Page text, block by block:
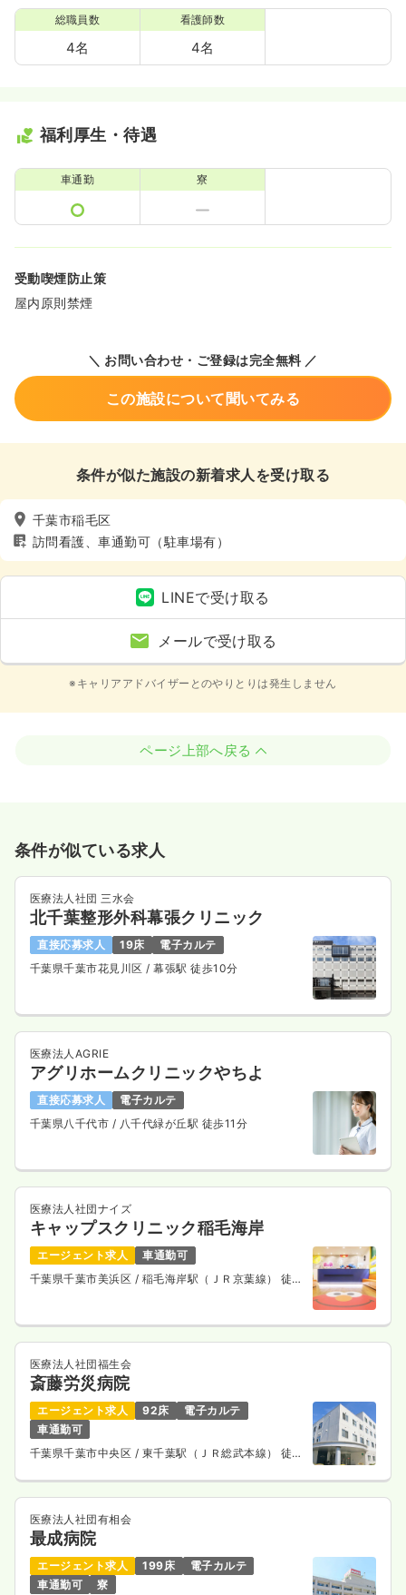
総職員数
4名
看護師数
4名
福利厚生・待遇
車通勤 寮
受動喫煙防止策
屋内原則禁煙
＼ お問い合わせ・ご登録は完全無料 ／
この施設について聞いてみる
条件が似た施設の新着求人を受け取る
千葉市稲毛区
訪問看護、車通勤可（駐車場有）
LINEで受け取る
メールで受け取る
※キャリアアドバイザーとのやりとりは発生しません
ページ上部へ戻る
条件が似ている求人
医療法人社団 三水会
北千葉整形外科幕張クリニック
直接応募求人 19床
電子カルテ
千葉県千葉市花見川区/ 幕張駅 徒歩10分
医療法人AGRIE
アグリホームクリニックやちよ
直接応募求人
電子カルテ
千葉県八千代市 / 八千代緑が丘駅 徒歩11分
医療法人社団ナイズ
キャップスクリニック稲毛海岸
エージェント求人
車通勤可
千葉県千葉市美浜区 / 稲毛海岸駅（ＪＲ京葉線） 徒歩
医療法人社団福生会
斎藤労災病院
エージェント求人 92床
電子カルテ
車通勤可
千葉県千葉市中央区 / 東千葉駅（ＪＲ総武本線） 徒歩
医療法人社団有相会
最成病院
エージェント求人 199床
電子カルテ
車通勤可
寮